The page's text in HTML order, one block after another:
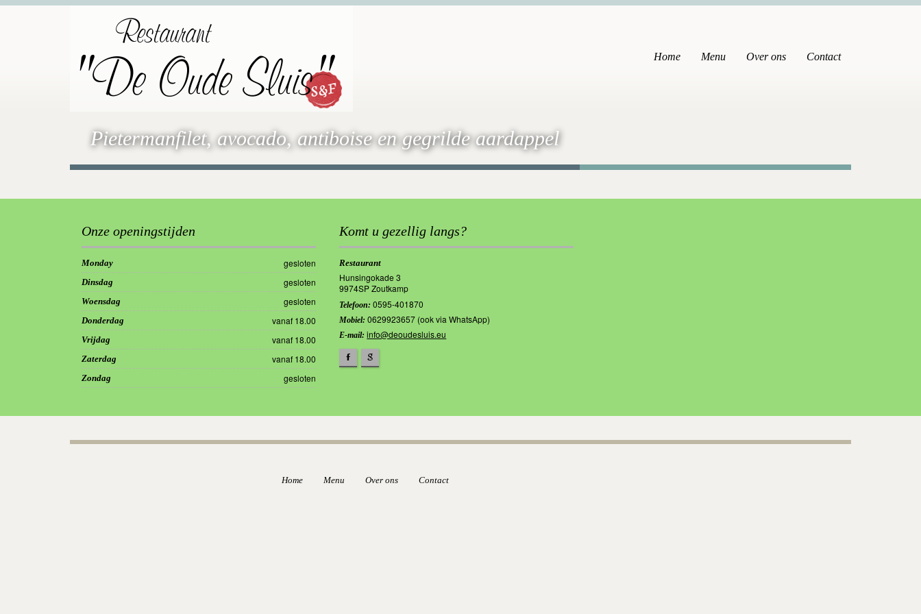
Restaurant
"De Oude Sluis" Home Menu Over ons Contact
Pietermanfilet, avocado, antiboise en gegrilde aardappel
Onze openingstijden
Monday gesloten
Dinsdag gesloten
Woensdag gesloten
Donderdag vanaf 18.00
Vrijdag vanaf 18.00
Zaterdag vanaf 18.00
Zondag gesloten
Komt u gezellig langs?
Restaurant
Hunsingokade 3
9974SP Zoutkamp
Telefoon: 0595-401870
Mobiel: 0629923657 (ook via WhatsApp)
E-mail: info@deoudesluis.eu
F g
Home Menu Over ons Contact